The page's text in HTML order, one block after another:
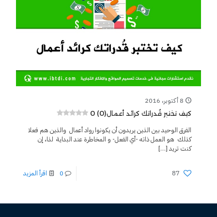
8 أكتوبر، 2016
كيف تختبر قُدراتك كرائد أعمال0 (0)
الفرق الوحيد بين الذين يريدون أن يكونوا رواد أعمال والذين هم فعلا
كذلك هو العمل ذاته -أي الفعل- و المخاطرة عند البداية لذا، إن
كنت تريد […]
87
0 اقرأ المزيد